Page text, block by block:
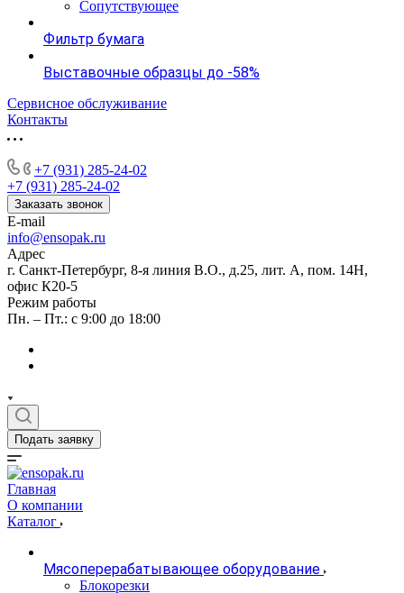
Сопутствующее
Фильтр бумага
Выставочные образцы до -58%
Сервисное обслуживание
Контакты
+7 (931) 285-24-02
+7 (931) 285-24-02
Заказать звонок
E-mail
info@ensopak.ru
Адрес
г. Санкт-Петербург, 8-я линия В.О., д.25, лит. А, пом. 14Н,
офис К20-5
Режим работы
Пн. – Пт.: с 9:00 до 18:00
Подать заявку
Главная
О компании
Каталог
Мясоперерабатывающее оборудование
Блокорезки